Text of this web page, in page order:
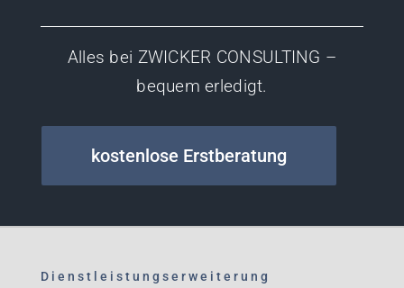
Alles bei ZWICKER CONSULTING –
bequem erledigt.
kostenlose Erstberatung
Dienstleistungserweiterung